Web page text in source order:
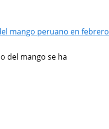
mango peruano en febrero
del mango se ha